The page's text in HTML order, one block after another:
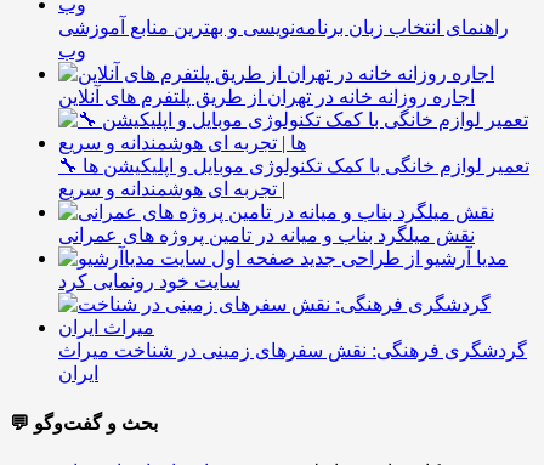
راهنمای انتخاب زبان برنامه‌نویسی و بهترین منابع آموزشی
وب
اجاره روزانه خانه در تهران از طریق پلتفرم های آنلاین
🔧 تعمیر لوازم خانگی با کمک تکنولوژی موبایل و اپلیکیشن ها
| تجربه ای هوشمندانه و سریع
نقش میلگرد بناب و میانه در تامین پروژه های عمرانی
مدیا آرشیو از طراحی جدید
سایت خود رونمایی کرد
گردشگری فرهنگی: نقش سفرهای زمینی در شناخت میراث
ایران
💬 بحث و گفت‌وگو